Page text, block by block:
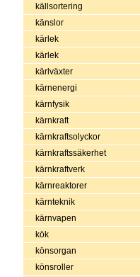
källsortering
känslor
kärlek
kärlek
kärlväxter
kärnenergi
kärnfysik
kärnkraft
kärnkraftsolyckor
kärnkraftssäkerhet
kärnkraftverk
kärnreaktorer
kärnteknik
kärnvapen
kök
könsorgan
könsroller